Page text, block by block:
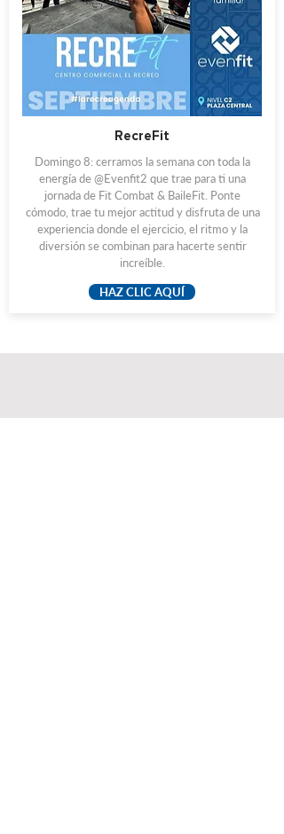
RecreFit
Domingo 8: cerramos la semana con toda la
energía de @Evenfit2 que trae para ti una
jornada de Fit Combat & BaileFit. Ponte
cómodo, trae tu mejor actitud y disfruta de una
experiencia donde el ejercicio, el ritmo y la
diversión se combinan para hacerte sentir
increíble.
HAZ CLIC AQUÍ